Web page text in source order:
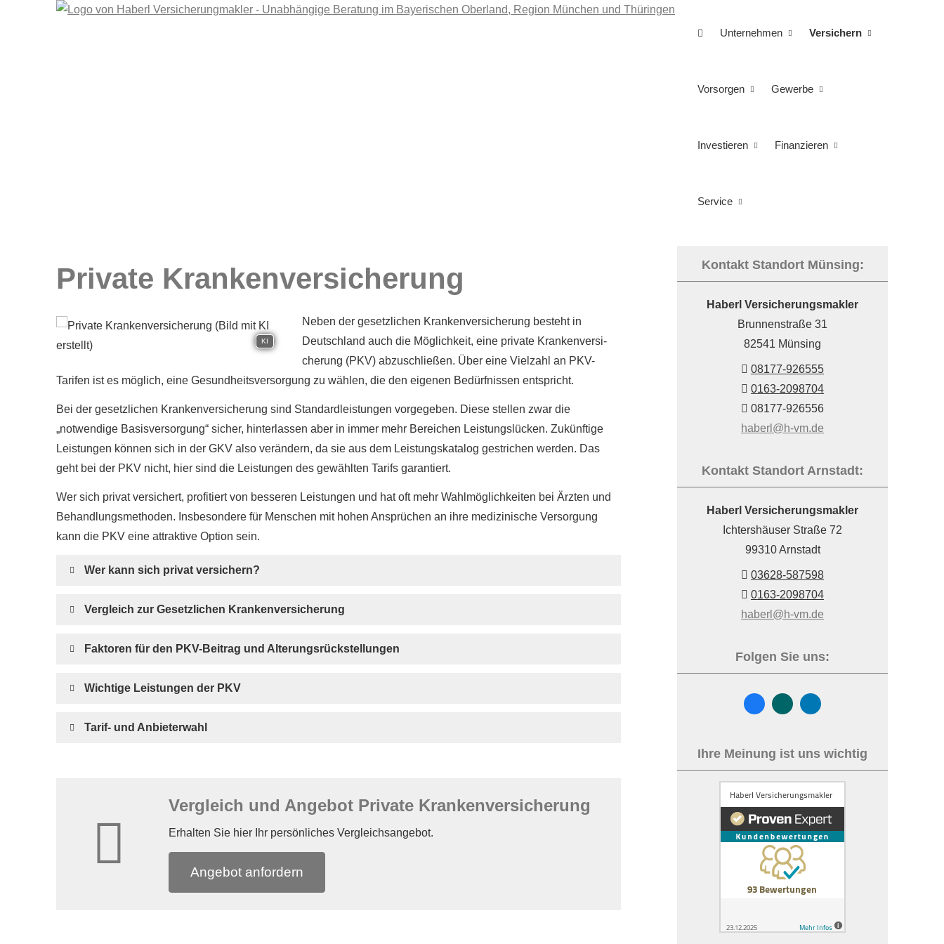
Unternehmen Versichern
Vorsorgen Gewerbe
Investieren Finanzieren
Service
Kontakt Standort Münsing:
Haberl Ver­sicherungs­makler
Brunnenstraße 31
82541 Münsing
08177-926555
0163-2098704
08177-926556
haberl@h-vm.de
Kontakt Standort Arnstadt:
Haberl Ver­sicherungs­makler
Ichtershäuser Straße 72
99310 Arnstadt
03628-587598
0163-2098704
haberl@h-vm.de
Folgen Sie uns:
Ihre Meinung ist uns wichtig
Private Kranken­ver­si­che­rung
KI
Neben der gesetzlichen Kranken­ver­si­che­rung besteht in
Deutschland auch die Möglichkeit, eine private Kranken­ver­si­
che­rung (PKV) abzuschließen. Über eine Vielzahl an PKV-
Tarifen ist es möglich, eine Gesundheitsversorgung zu wählen, die den eigenen Bedürfnissen entspricht.
Bei der gesetzlichen Kranken­ver­si­che­rung sind Standardleistungen vorgegeben. Diese stellen zwar die
„notwendige Basisversorgung“ sicher, hinterlassen aber in immer mehr Bereichen Leistungslücken. Zukünftige
Leistungen können sich in der GKV also verändern, da sie aus dem Leistungskatalog gestrichen werden. Das
geht bei der PKV nicht, hier sind die Leistungen des gewählten Tarifs garantiert.
Wer sich privat versichert, profitiert von besseren Leistungen und hat oft mehr Wahlmöglichkeiten bei Ärzten und
Behandlungsmethoden. Insbesondere für Menschen mit hohen Ansprüchen an ihre medizinische Versorgung
kann die PKV eine attraktive Option sein.
Wer kann sich privat ver­sichern?
Vergleich zur Gesetzlichen Kranken­ver­si­che­rung
Faktoren für den PKV-Beitrag und Alterungsrückstellungen
Wichtige Leistungen der PKV
Tarif- und Anbieterwahl
Vergleich und Angebot Private Kranken­ver­si­che­rung
Erhalten Sie hier Ihr persönliches Vergleichsangebot.
An­ge­bot an­for­dern